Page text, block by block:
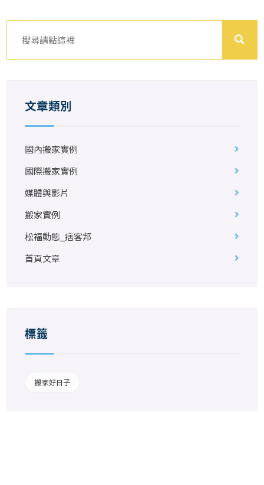
文章類別
國內搬家實例
國際搬家實例
媒體與影片
搬家實例
松福動態_痞客邦
首頁文章
標籤
搬家好日子